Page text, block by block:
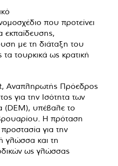
που προτείνει
εκπαίδευσης,
με τη διάταξη του
τουρκικά ως κρατική
Αναπληρωτής Πρόεδρος
για την Ισότητα των
(DEM), υπέβαλε το
Η πρόταση
για την
γλώσσα και τη
ως γλώσσας